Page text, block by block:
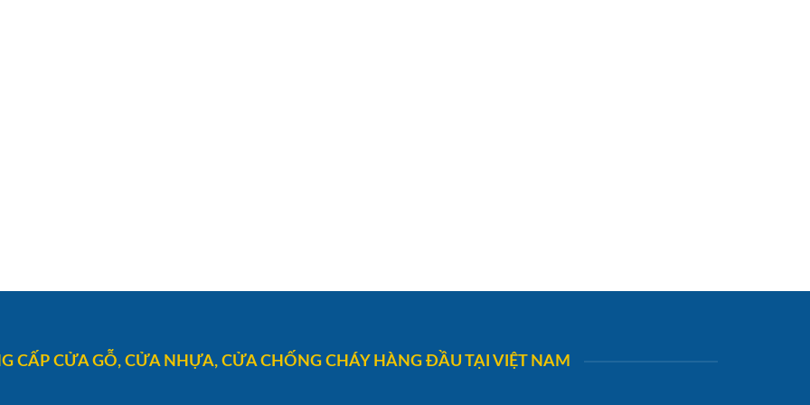
CẤP CỬA GỖ, CỬA NHỰA, CỬA CHỐNG CHÁY HÀNG ĐẦU TẠI VIỆT NAM